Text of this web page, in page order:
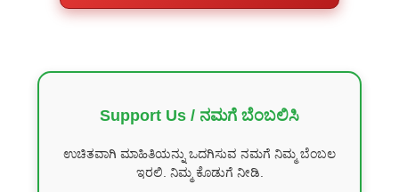
Support Us / ನಮಗೆ ಬೆಂಬಲಿಸಿ
ಉಚಿತವಾಗಿ ಮಾಹಿತಿಯನ್ನು ಒದಗಿಸುವ ನಮಗೆ ನಿಮ್ಮ ಬೆಂಬಲ
ಇರಲಿ. ನಿಮ್ಮ ಕೊಡುಗೆ ನೀಡಿ.